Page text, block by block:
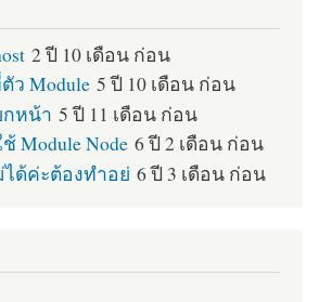
2 ปี 10 เดือน ก่อน
Module 5 ปี 10 เดือน ก่อน
กหน้า 5 ปี 11 เดือน ก่อน
Module Node 6 ปี 2 เดือน ก่อน
ได้ค่ะต้องทำอย่ 6 ปี 3 เดือน ก่อน